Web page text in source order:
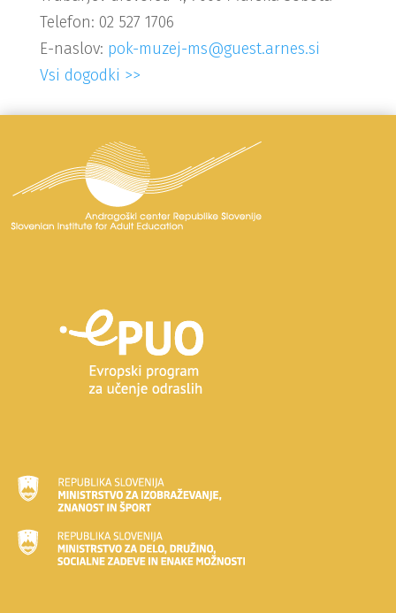
Telefon: 02 527 1706
E-naslov: pok-muzej-ms@guest.arnes.si
Vsi dogodki >>